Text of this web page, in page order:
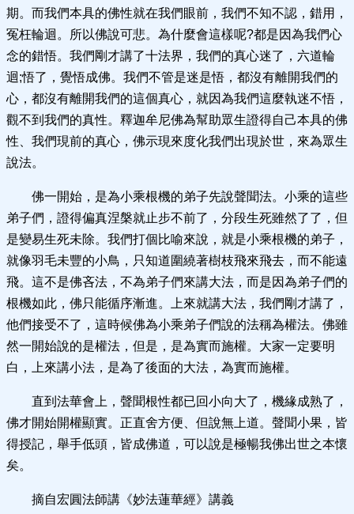
期。而我們本具的佛性就在我們眼前，我們不知不認，錯用，
冤枉輪迴。所以佛說可悲。為什麼會這樣呢?都是因為我們心
念的錯悟。我們剛才講了十法界，我們的真心迷了，六道輪
迴;悟了，覺悟成佛。我們不管是迷是悟，都沒有離開我們的
心，都沒有離開我們的這個真心，就因為我們這麼執迷不悟，
觀不到我們的真性。釋迦牟尼佛為幫助眾生證得自己本具的佛
性、我們現前的真心，佛示現來度化我們出現於世，來為眾生
說法。
佛一開始，是為小乘根機的弟子先說聲聞法。小乘的這些
弟子們，證得偏真涅槃就止步不前了，分段生死雖然了了，但
是變易生死未除。我們打個比喻來說，就是小乘根機的弟子，
就像羽毛未豐的小鳥，只知道圍繞著樹枝飛來飛去，而不能遠
飛。這不是佛吝法，不為弟子們來講大法，而是因為弟子們的
根機如此，佛只能循序漸進。上來就講大法，我們剛才講了，
他們接受不了，這時候佛為小乘弟子們說的法稱為權法。佛雖
然一開始說的是權法，但是，是為實而施權。大家一定要明
白，上來講小法，是為了後面的大法，為實而施權。
直到法華會上，聲聞根性都已回小向大了，機緣成熟了，
佛才開始開權顯實。正直舍方便、但說無上道。聲聞小果，皆
得授記，舉手低頭，皆成佛道，可以說是極暢我佛出世之本懷
矣。
摘自宏圓法師講《妙法蓮華經》講義